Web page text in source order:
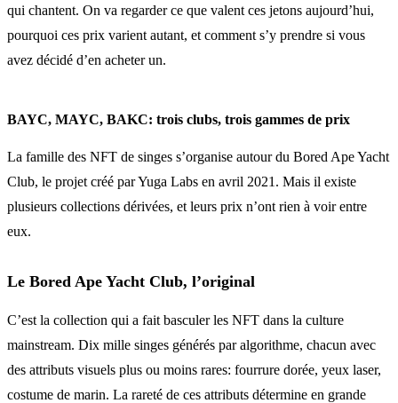
qui chantent. On va regarder ce que valent ces jetons aujourd’hui,
pourquoi ces prix varient autant, et comment s’y prendre si vous
avez décidé d’en acheter un.
BAYC, MAYC, BAKC: trois clubs, trois gammes de prix
La famille des NFT de singes s’organise autour du Bored Ape Yacht
Club, le projet créé par Yuga Labs en avril 2021. Mais il existe
plusieurs collections dérivées, et leurs prix n’ont rien à voir entre
eux.
Le Bored Ape Yacht Club, l’original
C’est la collection qui a fait basculer les NFT dans la culture
mainstream. Dix mille singes générés par algorithme, chacun avec
des attributs visuels plus ou moins rares: fourrure dorée, yeux laser,
costume de marin. La rareté de ces attributs détermine en grande